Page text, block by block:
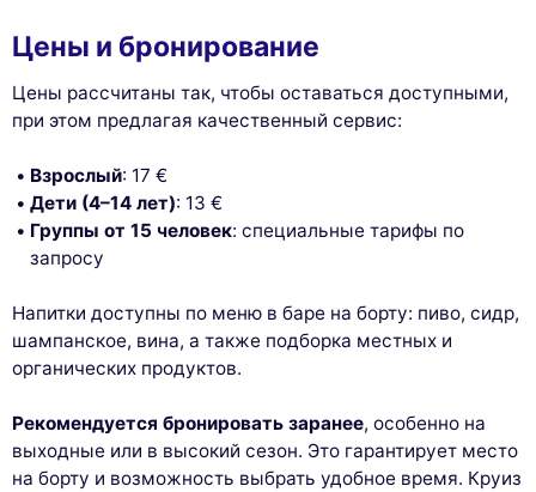
Цены и бронирование
Цены рассчитаны так, чтобы оставаться доступными,
при этом предлагая качественный сервис:
Взрослый: 17 €
Дети (4–14 лет): 13 €
Группы от 15 человек: специальные тарифы по
запросу
Напитки доступны по меню в баре на борту: пиво, сидр,
шампанское, вина, а также подборка местных и
органических продуктов.
Рекомендуется бронировать заранее, особенно на
выходные или в высокий сезон. Это гарантирует место
на борту и возможность выбрать удобное время. Круиз